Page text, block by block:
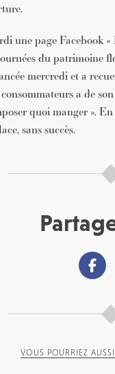
une page Facebook
du patrimoine
mercredi et a
a de
quoi manger ».
sans succès.
VOUS POURRIEZ